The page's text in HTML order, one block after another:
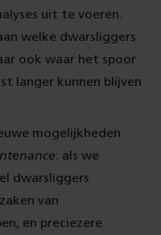
uit te voeren.
welke dwarsliggers
ook waar het spoor
langer kunnen blijven
mogelijkheden
: als we
dwarsliggers
van
en preciezere